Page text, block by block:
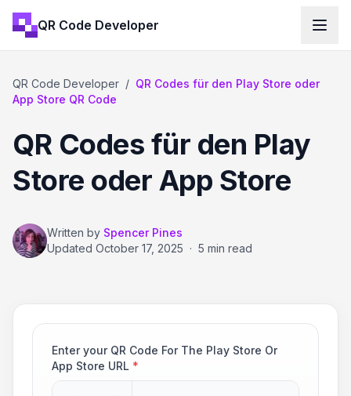
QR Code Developer
QR Code Developer / QR Codes für den Play Store oder
App Store QR Code
QR Codes für den Play
Store oder App Store
Written by Spencer Pines
Updated October 17, 2025 · 5 min read
Enter your QR Code For The Play Store Or
App Store URL *